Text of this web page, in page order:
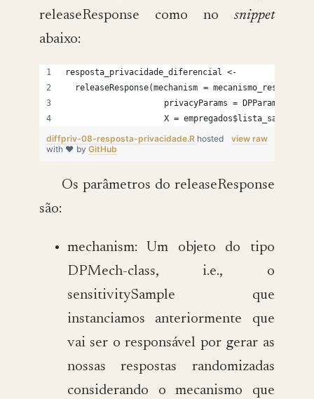
releaseResponse como no snippet
abaixo:
resposta_privacidade_diferencial <-
releaseResponse(mechanism =
privacyParams =
                   X = empregados$lista_salarios)
view raw
diffpriv-08-resposta-privacidade.R hosted
with ❤ byGitHub
Os parâmetros do releaseResponse
são:
mechanism: Um objeto do tipo
DPMech-class, i.e., o
sensitivitySample que
instanciamos anteriormente que
vai ser o responsável por gerar as
nossas respostas randomizadas
considerando o mecanismo que